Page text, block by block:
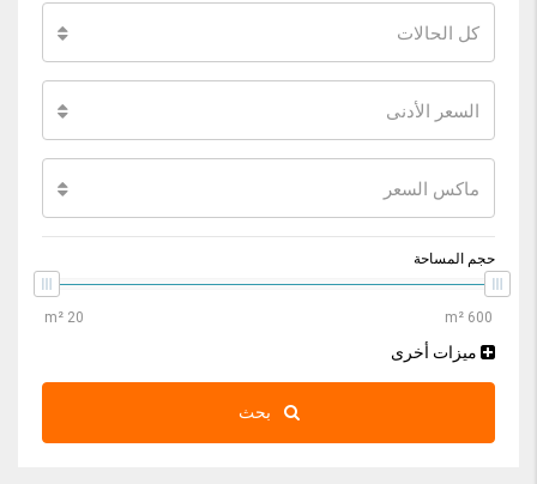
كل الحالات
السعر الأدنى
ماكس السعر
حجم المساحة
ميزات أخرى
بحث